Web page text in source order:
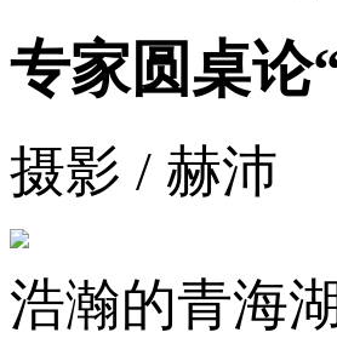
专家圆桌论
摄影 / 赫沛
浩瀚的青海